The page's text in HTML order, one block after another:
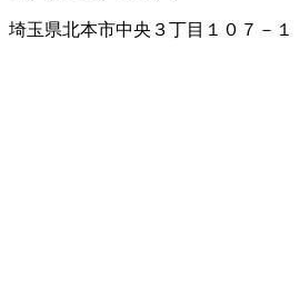
埼玉県北本市中央３丁目１０７－１